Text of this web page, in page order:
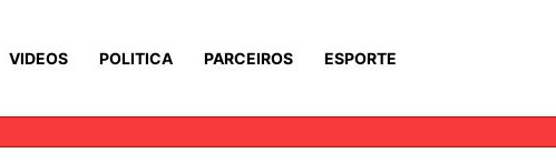
VIDEOS POLITICA PARCEIROS ESPORTE